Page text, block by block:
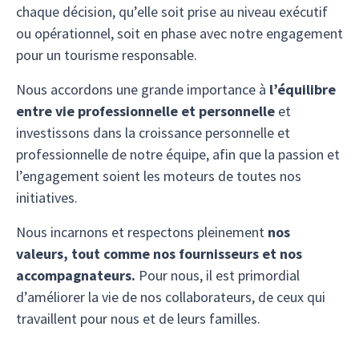
chaque décision, qu’elle soit prise au niveau exécutif
ou opérationnel, soit en phase avec notre engagement
pour un tourisme responsable.
Nous accordons une grande importance à l’équilibre
entre vie professionnelle et personnelle et
investissons dans la croissance personnelle et
professionnelle de notre équipe, afin que la passion et
l’engagement soient les moteurs de toutes nos
initiatives.
Nous incarnons et respectons pleinement nos
valeurs, tout comme nos fournisseurs et nos
accompagnateurs. Pour nous, il est primordial
d’améliorer la vie de nos collaborateurs, de ceux qui
travaillent pour nous et de leurs familles.